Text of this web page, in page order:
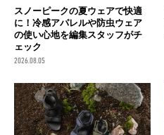
スノーピークの夏ウェアで快適
に！冷感アパレルや防虫ウェア
の使い心地を編集スタッフがチ
ェック
2026.08.05